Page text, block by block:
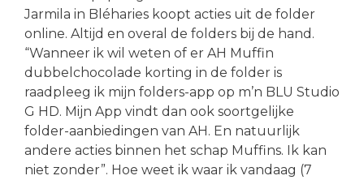
Jarmila in Bléharies koopt acties uit de folder
online. Altijd en overal de folders bij de hand.
“Wanneer ik wil weten of er AH Muffin
dubbelchocolade korting in de folder is
raadpleeg ik mijn folders-app op m’n BLU Studio
G HD. Mijn App vindt dan ook soortgelijke
folder-aanbiedingen van AH. En natuurlijk
andere acties binnen het schap Muffins. Ik kan
niet zonder”. Hoe weet ik waar ik vandaag (7